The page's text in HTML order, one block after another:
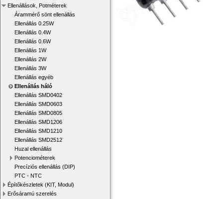
Ellenállások, Potméterek
Árammérő sönt ellenállás
Ellenállás 0.25W
Ellenállás 0.4W
Ellenállás 0.6W
Ellenállás 1W
Ellenállás 2W
Ellenállás 3W
Ellenállás egyéb
Ellenállás háló
Ellenállás SMD0402
Ellenállás SMD0603
Ellenállás SMD0805
Ellenállás SMD1206
Ellenállás SMD1210
Ellenállás SMD2512
Huzal ellenállás
Potenciométerek
Precíziós ellenállás (DIP)
PTC - NTC
Építőkészletek (KIT, Modul)
Erősáramú szerelés